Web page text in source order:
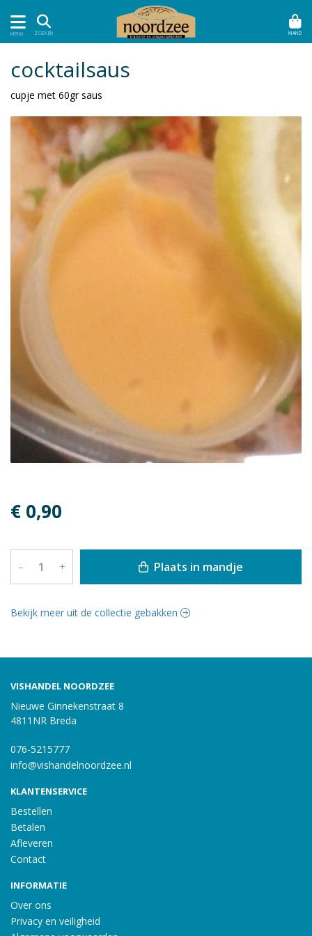
MENU ZOEKEN MAND
cocktailsaus
cupje met 60gr saus
€ 0,90
– + Plaats in mandje
Bekijk meer uit de collectie gebakken
VISHANDEL NOORDZEE
Nieuwe Ginnekenstraat 8
4811NR Breda
076-5215777
info@vishandelnoordzee.nl
KLANTENSERVICE
Bestellen
Betalen
Afleveren
Contact
INFORMATIE
Over ons
Privacy en veiligheid